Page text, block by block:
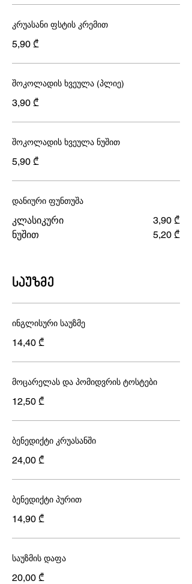
კრუასანი ფსტის კრემით
5,90 ₾
შოკოლადის ხვეულა (პლიე)
3,90 ₾
შოკოლადის ხვეულა ნუშით
5,90 ₾
დანიური ფუნთუშა
კლასიკური
3,90 ₾
ნუშით
5,20 ₾
საუზმე
ინგლისური საუზმე
14,40 ₾
მოცარელას და პომიდვრის ტოსტები
12,50 ₾
ბენედიქტი კრუასანში
24,00 ₾
ბენედიქტი პურით
14,90 ₾
საუზმის დაფა
20,00 ₾